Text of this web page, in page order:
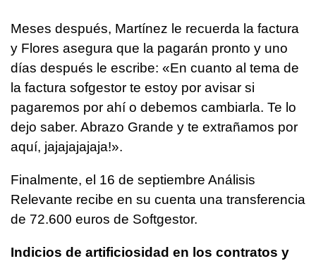
Meses después, Martínez le recuerda la factura
y Flores asegura que la pagarán pronto y uno
días después le escribe: «En cuanto al tema de
la factura sofgestor te estoy por avisar si
pagaremos por ahí o debemos cambiarla. Te lo
dejo saber. Abrazo Grande y te extrañamos por
aquí, jajajajajaja!».
Finalmente, el 16 de septiembre Análisis
Relevante recibe en su cuenta una transferencia
de 72.600 euros de Softgestor.
Indicios de artificiosidad en los contratos y